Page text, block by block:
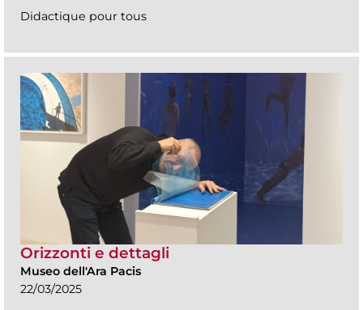
Didactique pour tous
Orizzonti e dettagli
Museo dell'Ara Pacis
22/03/2025